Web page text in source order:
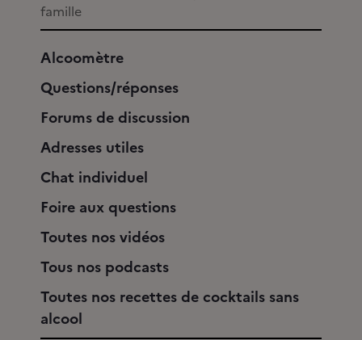
famille
Alcoomètre
Questions/réponses
Forums de discussion
Adresses utiles
Chat individuel
Foire aux questions
Toutes nos vidéos
Tous nos podcasts
Toutes nos recettes de cocktails sans
alcool